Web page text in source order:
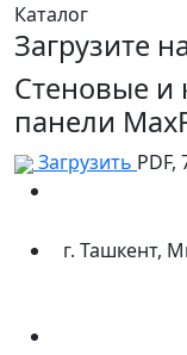
Каталог
Загрузите
Стеновые и
панели
Загрузить PDF,
г. Ташкент,